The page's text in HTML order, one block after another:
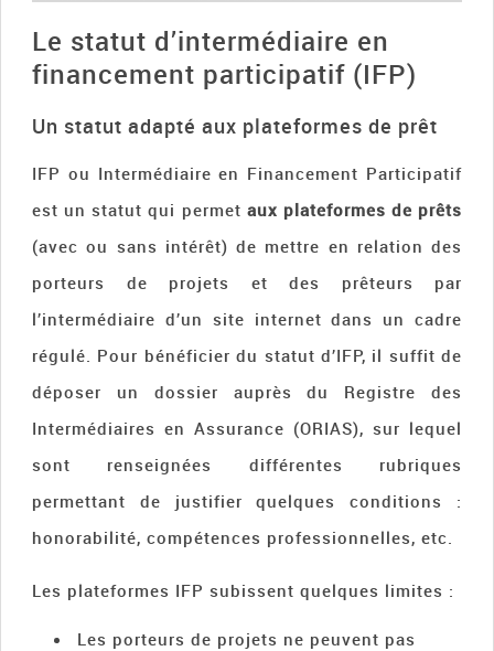
Le statut d’intermédiaire en
financement participatif (IFP)
Un statut adapté aux plateformes de prêt
IFP ou Intermédiaire en Financement Participatif
est un statut qui permet aux plateformes de prêts
(avec ou sans intérêt) de mettre en relation des
porteurs de projets et des prêteurs par
l’intermédiaire d’un site internet dans un cadre
régulé. Pour bénéficier du statut d’IFP, il suffit de
déposer un dossier auprès du Registre des
Intermédiaires en Assurance (ORIAS), sur lequel
sont renseignées différentes rubriques
permettant de justifier quelques conditions :
honorabilité, compétences professionnelles, etc.
Les plateformes IFP subissent quelques limites :
Les porteurs de projets ne peuvent pas